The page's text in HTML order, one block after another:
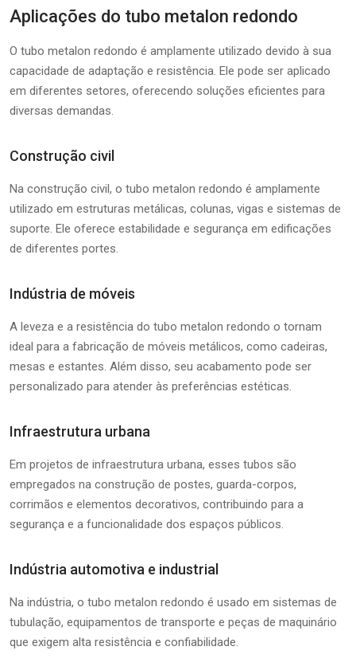
Aplicações do tubo metalon redondo
O tubo metalon redondo é amplamente utilizado devido à sua
capacidade de adaptação e resistência. Ele pode ser aplicado
em diferentes setores, oferecendo soluções eficientes para
diversas demandas.
Construção civil
Na construção civil, o tubo metalon redondo é amplamente
utilizado em estruturas metálicas, colunas, vigas e sistemas de
suporte. Ele oferece estabilidade e segurança em edificações
de diferentes portes.
Indústria de móveis
A leveza e a resistência do tubo metalon redondo o tornam
ideal para a fabricação de móveis metálicos, como cadeiras,
mesas e estantes. Além disso, seu acabamento pode ser
personalizado para atender às preferências estéticas.
Infraestrutura urbana
Em projetos de infraestrutura urbana, esses tubos são
empregados na construção de postes, guarda-corpos,
corrimãos e elementos decorativos, contribuindo para a
segurança e a funcionalidade dos espaços públicos.
Indústria automotiva e industrial
Na indústria, o tubo metalon redondo é usado em sistemas de
tubulação, equipamentos de transporte e peças de maquinário
que exigem alta resistência e confiabilidade.